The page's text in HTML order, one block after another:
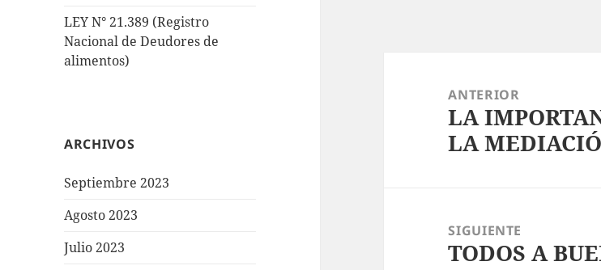
LEY N° 21.389 (Registro
Nacional de Deudores de
alimentos)
ARCHIVOS
Septiembre 2023
Agosto 2023
Julio 2023
entradas
ANTERIOR
Entrada
anterior:
LA
LA
SIGUIENTE
Entrada
TODOS A